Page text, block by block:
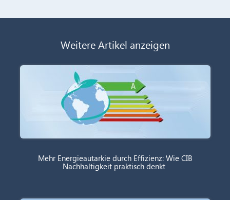
Weitere Artikel anzeigen
Mehr Energieautarkie durch Effizienz: Wie CIB
Nachhaltigkeit praktisch denkt